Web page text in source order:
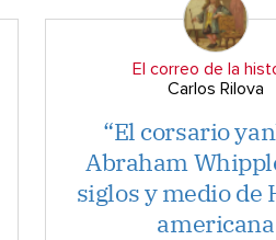
El correo de la
Carlos Rilova
“El corsario
Abraham
siglos y medio de
americana